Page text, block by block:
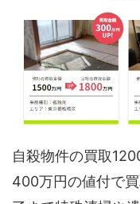
自殺物件の買取
400万円の値付で